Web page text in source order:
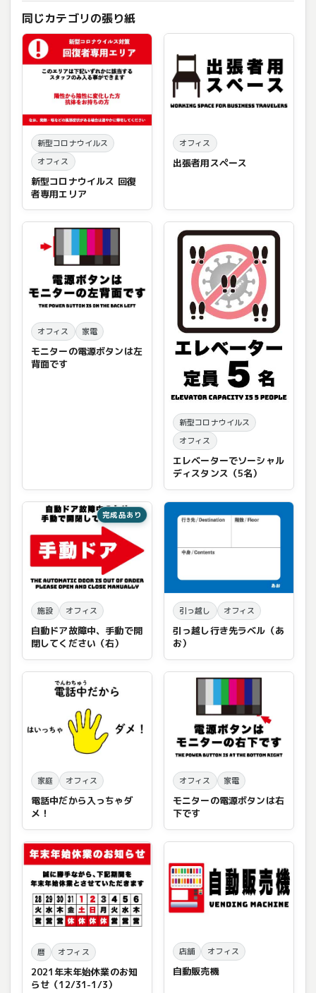
同じカテゴリの張り紙
新型コロナウイルス
オフィス
新型コロナウイルス 回復
者専用エリア
オフィス
出張者用スペース
オフィス 家電
モニターの電源ボタンは左
背面です
新型コロナウイルス
オフィス
エレベーターでソーシャル
ディスタンス（5名）
完成品あり
施設 オフィス
自動ドア故障中、手動で開
閉してください（右）
引っ越し オフィス
引っ越し行き先ラベル（あ
お）
家庭 オフィス
電話中だから入っちゃダ
メ！
オフィス 家電
モニターの電源ボタンは右
下です
暦 オフィス
2021年末年始休業のお知
らせ（12/31-1/3）
店舗 オフィス
自動販売機